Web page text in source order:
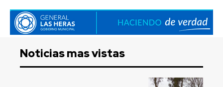
Noticias mas vistas